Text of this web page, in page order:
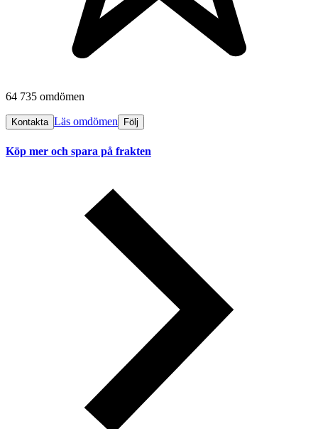
64 735 omdömen
Kontakta Läs omdömen Följ
Köp mer och spara på frakten